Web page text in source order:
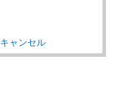
キャンセル